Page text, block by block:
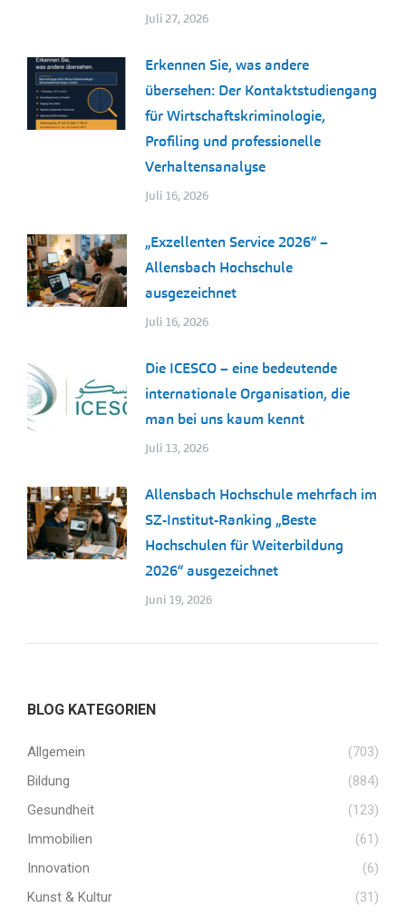
Juli 27, 2026
Erkennen Sie, was andere
übersehen: Der Kontaktstudiengang
für Wirtschaftskriminologie,
Profiling und professionelle
Verhaltensanalyse
Juli 16, 2026
„Exzellenten Service 2026“ –
Allensbach Hochschule
ausgezeichnet
Juli 16, 2026
Die ICESCO – eine bedeutende
internationale Organisation, die
man bei uns kaum kennt
Juli 13, 2026
Allensbach Hochschule mehrfach im
SZ-Institut-Ranking „Beste
Hochschulen für Weiterbildung
2026“ ausgezeichnet
Juni 19, 2026
BLOG KATEGORIEN
Allgemein
(703)
Bildung
(884)
Gesundheit
(123)
Immobilien
(61)
Innovation
(6)
Kunst & Kultur
(31)